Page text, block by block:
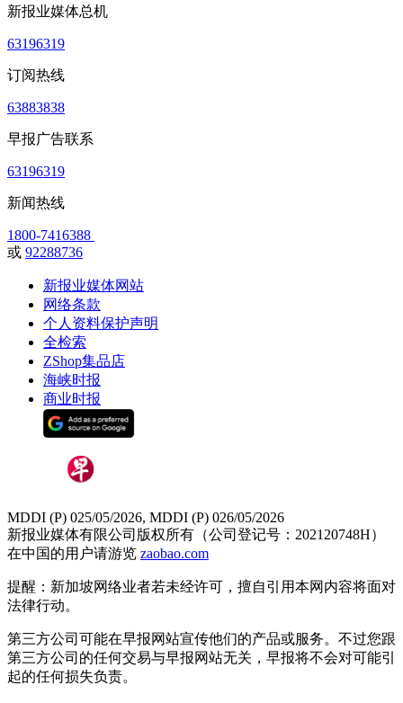
新报业媒体总机
63196319
订阅热线
63883838
早报广告联系
63196319
新闻热线
1800-7416388
或 92288736
新报业媒体网站
网络条款
个人资料保护声明
全检索
ZShop集品店
海峡时报
商业时报
MDDI (P) 025/05/2026, MDDI (P) 026/05/2026
新报业媒体有限公司版权所有（公司登记号：202120748H）
在中国的用户请游览 zaobao.com
提醒：新加坡网络业者若未经许可，擅自引用本网内容将面对
法律行动。
第三方公司可能在早报网站宣传他们的产品或服务。不过您跟
第三方公司的任何交易与早报网站无关，早报将不会对可能引
起的任何损失负责。